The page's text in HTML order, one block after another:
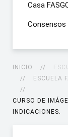
INICIO
ESCUELA
CURSO DE
INDICACIONES.
Casa
Consensos